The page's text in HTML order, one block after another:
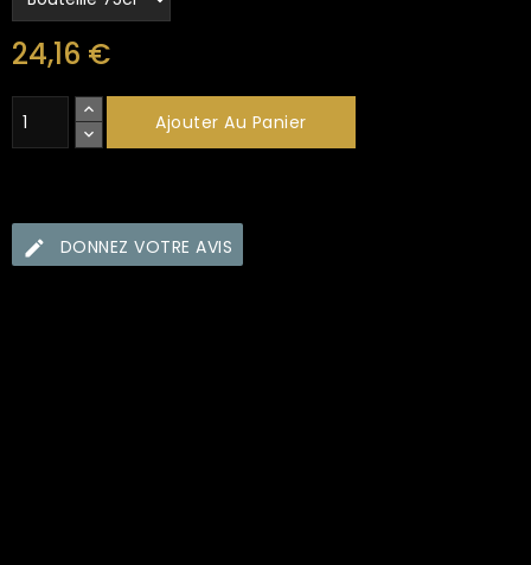
24,16 €
Ajouter Au Panier
DONNEZ VOTRE AVIS